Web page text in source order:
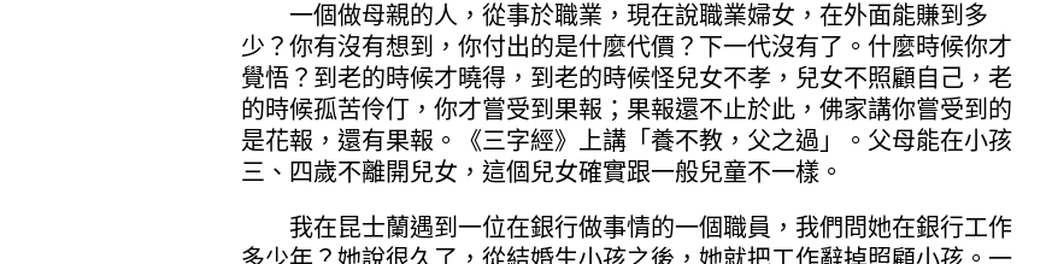
一個做母親的人，從事於職業，現在說職業婦女，在外面能賺到多
少？你有沒有想到，你付出的是什麼代價？下一代沒有了。什麼時候你才
覺悟？到老的時候才曉得，到老的時候怪兒女不孝，兒女不照顧自己，老
的時候孤苦伶仃，你才嘗受到果報；果報還不止於此，佛家講你嘗受到的
是花報，還有果報。《三字經》上講「養不教，父之過」。父母能在小孩
三、四歲不離開兒女，這個兒女確實跟一般兒童不一樣。
我在昆士蘭遇到一位在銀行做事情的一個職員，我們問她在銀行工作